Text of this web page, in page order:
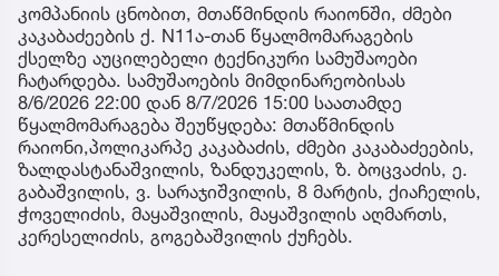
კომპანიის ცნობით, მთაწმინდის რაიონში, ძმები
კაკაბაძეების ქ. N11ა-თან წყალმომარაგების
ქსელზე აუცილებელი ტექნიკური სამუშაოები
ჩატარდება. სამუშაოების მიმდინარეობისას
8/6/2026 22:00 დან 8/7/2026 15:00 საათამდე
წყალმომარაგება შეუწყდება: მთაწმინდის
რაიონი,პოლიკარპე კაკაბაძის, ძმები კაკაბაძეების,
ზალდასტანაშვილის, ზანდუკელის, ზ. ბოცვაძის, ე.
გაბაშვილის, ვ. სარაჯიშვილის, 8 მარტის, ქიაჩელის,
ჭოველიძის, მაყაშვილის, მაყაშვილის აღმართს,
კერესელიძის, გოგებაშვილის ქუჩებს.